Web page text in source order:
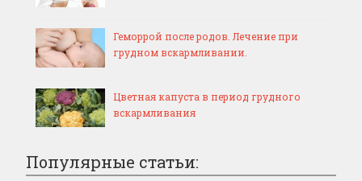
Геморрой после родов. Лечение при
грудном вскармливании.
Цветная капуста в период грудного
вскармливания
Популярные статьи: